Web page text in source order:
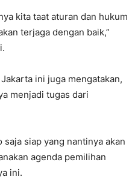
kita taat aturan dan hukum
terjaga dengan baik,”
ini juga mengatakan,
menjadi tugas dari
siap yang nantinya akan
agenda pemilihan
ini.